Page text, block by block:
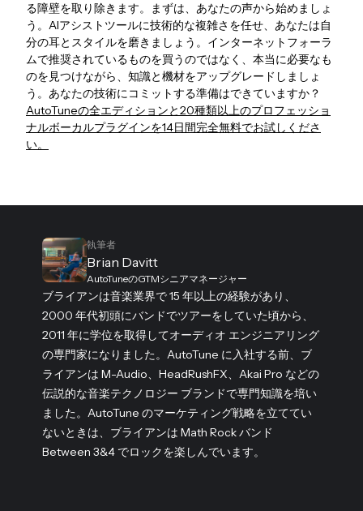
る障壁を取り除きます。まずは、あなたの声から始めましょ
う。AIアシストツールに技術的な複雑さを任せ、あなたは自
分の耳とスタイルを磨きましょう。インターネットフォーラ
ムで推奨されているものを買うのではなく、本当に必要なも
のを見つけながら、知識と機材をアップグレードしましょ
う。あなたの技術にコミットする準備はできていますか？
AutoTuneの全エディションと20種類以上のプロフェッショ
ナルボーカルプラグインを14日間完全無料でお試しくださ
い。
執筆者
Brian Davitt
AutoTuneのGTMシニアマネージャー
ブライアンは音楽業界で 15 年以上の経験があり、
2000 年代初頭にバンドでツアーをしていた頃から、
2011 年に学位を取得してオーディオ エンジニアリング
の専門家になりました。AutoTune に入社する前、ブ
ライアンは M-Audio、HeadRushFX、Akai Pro などの
伝説的な音楽テクノロジー ブランドで専門知識を培い
ました。AutoTune のマーケティング戦略を立ててい
ないときは、ブライアンは Math Rock バンド
Between 3&4 でロックを楽しんでいます。